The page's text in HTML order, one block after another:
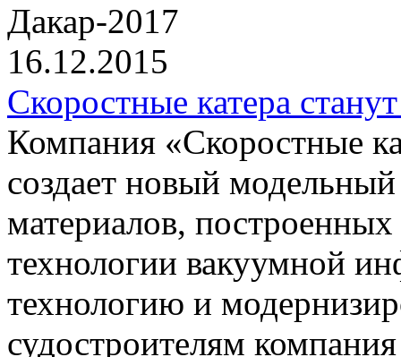
Дакар-2017
16.12.2015
Скоростные катера
Компания
создает новый
материалов,
технологии вакуумной
технологию и
судостроителям